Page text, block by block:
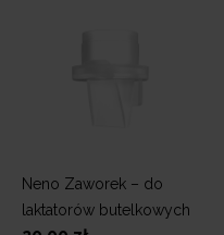
Neno Zaworek – do
laktatorów butelkowych